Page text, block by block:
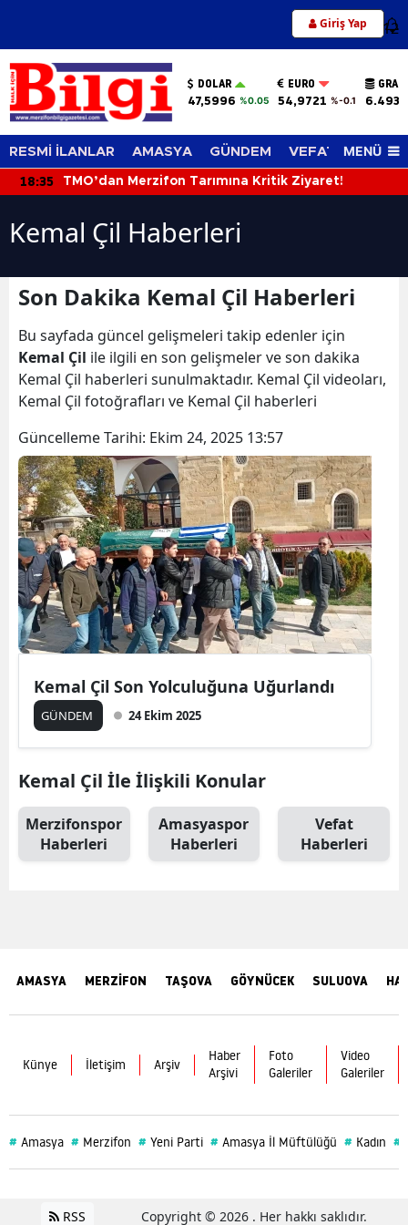
Giriş Yap 12
DOLAR
47,5996 %0.05
EURO
54,9721 %-0.1
RESMİ İLANLAR AMASYA GÜNDEM VEFAT EDENLER
MENÜ
18:35 TMO’dan Merzifon Tarımına Kritik Ziyaret!
Kemal Çil Haberleri
Son Dakika Kemal Çil Haberleri
Bu sayfada güncel gelişmeleri takip edenler için
Kemal Çil ile ilgili en son gelişmeler ve son dakika
Kemal Çil haberleri sunulmaktadır. Kemal Çil videoları,
Kemal Çil fotoğrafları ve Kemal Çil haberleri
Güncelleme Tarihi: Ekim 24, 2025 13:57
Kemal Çil Son Yolculuğuna Uğurlandı
GÜNDEM 24 Ekim 2025
Kemal Çil İle İlişkili Konular
Merzifonspor
Haberleri
Amasyaspor
Haberleri
Vefat
Haberleri
AMASYA MERZİFON TAŞOVA GÖYNÜCEK SULUOVA
Künye İletişim Arşiv
Haber
Arşivi
Foto
Galeriler
Video
Galeriler
# Amasya # Merzifon # Yeni Parti # Amasya İl Müftülüğü # Kadın #
RSS Copyright © 2026 . Her hakkı saklıdır.